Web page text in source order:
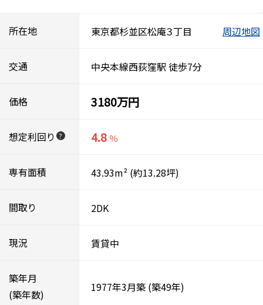
所在地 東京都杉並区松庵３丁目 周辺地図
交通 中央本線西荻窪駅 徒歩7分
価格 3180万円
想定利回り ? 4.8 ％
専有面積 43.93m² (約13.28坪)
間取り 2DK
現況 賃貸中
築年月
(築年数)
1977年3月築 (築49年)